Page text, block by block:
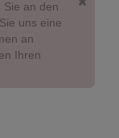
Sie an den
uns eine
an
Ihren